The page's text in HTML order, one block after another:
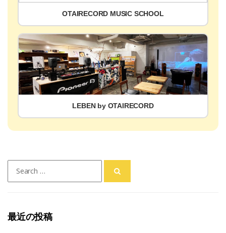
OTAIRECORD MUSIC SCHOOL
LEBEN by OTAIRECORD
for:
最近の投稿